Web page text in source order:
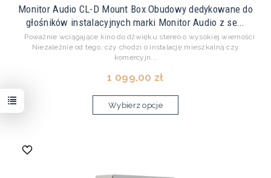
Monitor Audio CL-D Mount Box Obudowy dedykowane do
głośników instalacyjnych marki Monitor Audio z se...
Poważnie wciągające kino do dźwięku stereo o wysokiej wierności
Niezależnie od tego, czy chodzi o instalację mieszkalną czy
komercyjn...
1 099,00 zł
Wybierz opcje